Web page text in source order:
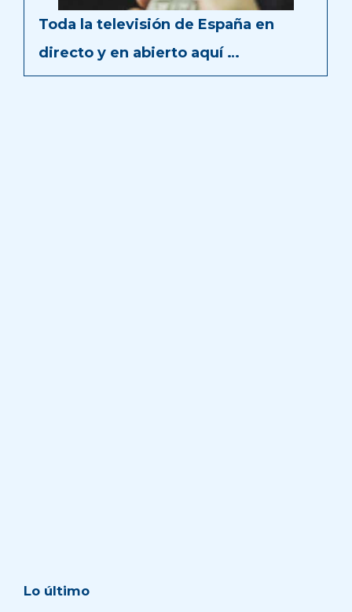
Toda la televisión de España en
directo y en abierto aquí …
Lo último